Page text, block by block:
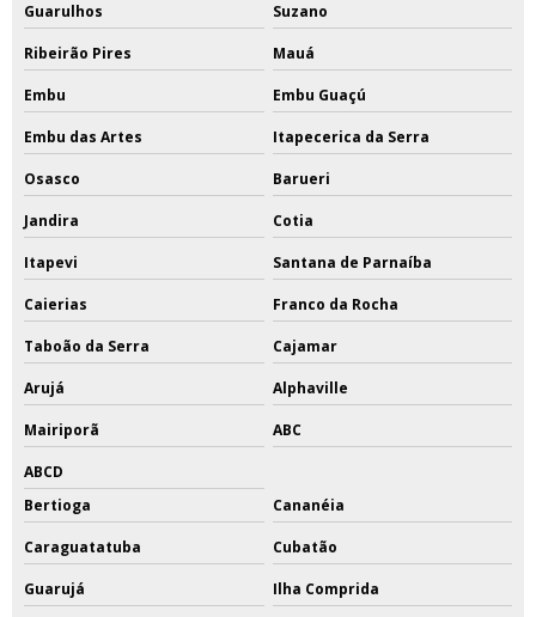
Guarulhos Suzano
Ribeirão Pires Mauá
Embu Embu Guaçú
Embu das Artes Itapecerica da Serra
Osasco Barueri
Jandira Cotia
Itapevi Santana de Parnaíba
Caierias Franco da Rocha
Taboão da Serra Cajamar
Arujá Alphaville
Mairiporã ABC
ABCD
Bertioga
Cananéia
Caraguatatuba Cubatão
Guarujá Ilha Comprida